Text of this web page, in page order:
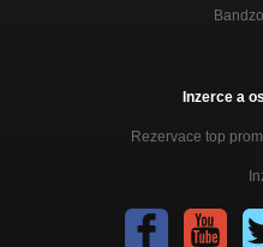
Inzerce a
Rezervace top